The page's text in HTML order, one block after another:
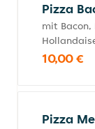
Pizza
mit Bacon,
10,00 €
Pizza